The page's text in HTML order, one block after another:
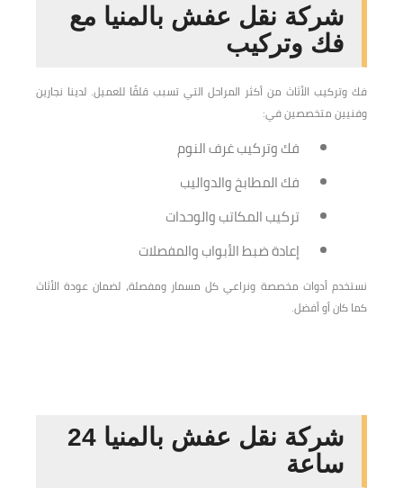
شركة نقل عفش بالمنيا مع
فك وتركيب
فك وتركيب الأثاث من أكثر المراحل التي تسبب قلقًا للعميل. لدينا نجارين
وفنيين متخصصين في:
فك وتركيب غرف النوم
فك المطابخ والدواليب
تركيب المكاتب والوحدات
إعادة ضبط الأبواب والمفصلات
نستخدم أدوات مخصصة ونراعي كل مسمار ومفصلة، لضمان عودة الأثاث
كما كان أو أفضل.
شركة نقل عفش بالمنيا 24
ساعة